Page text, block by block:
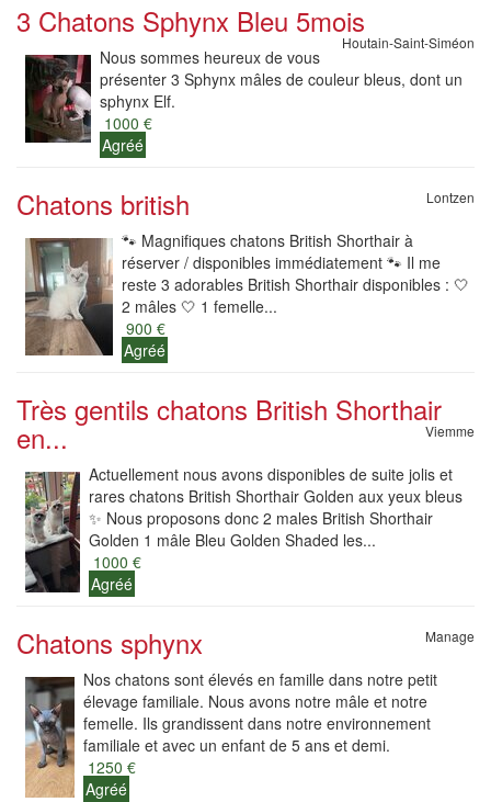
3 Chatons Sphynx Bleu 5mois
Houtain-Saint-Siméon
Nous sommes heureux de vous
présenter 3 Sphynx mâles de couleur bleus, dont un
sphynx Elf.
1000 €
Agréé
Chatons british Lontzen
🐾 Magnifiques chatons British Shorthair à
réserver / disponibles immédiatement 🐾 Il me
reste 3 adorables British Shorthair disponibles : 🤍
2 mâles 🤍 1 femelle...
900 €
Agréé
Très gentils chatons British Shorthair
en... Viemme
Actuellement nous avons disponibles de suite jolis et
rares chatons British Shorthair Golden aux yeux bleus
✨ Nous proposons donc 2 males British Shorthair
Golden 1 mâle Bleu Golden Shaded les...
1000 €
Agréé
Chatons sphynx Manage
Nos chatons sont élevés en famille dans notre petit
élevage familiale. Nous avons notre mâle et notre
femelle. Ils grandissent dans notre environnement
familiale et avec un enfant de 5 ans et demi.
1250 €
Agréé